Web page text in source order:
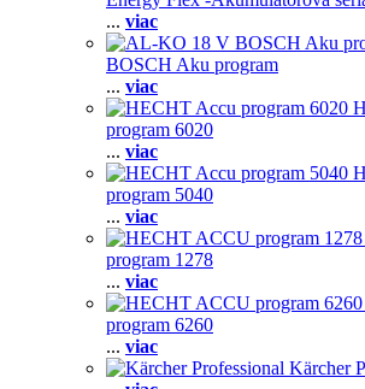
... viac
BOSCH Aku program
... viac
program 6020
... viac
program 5040
... viac
program 1278
... viac
program 6260
... viac
Kärcher